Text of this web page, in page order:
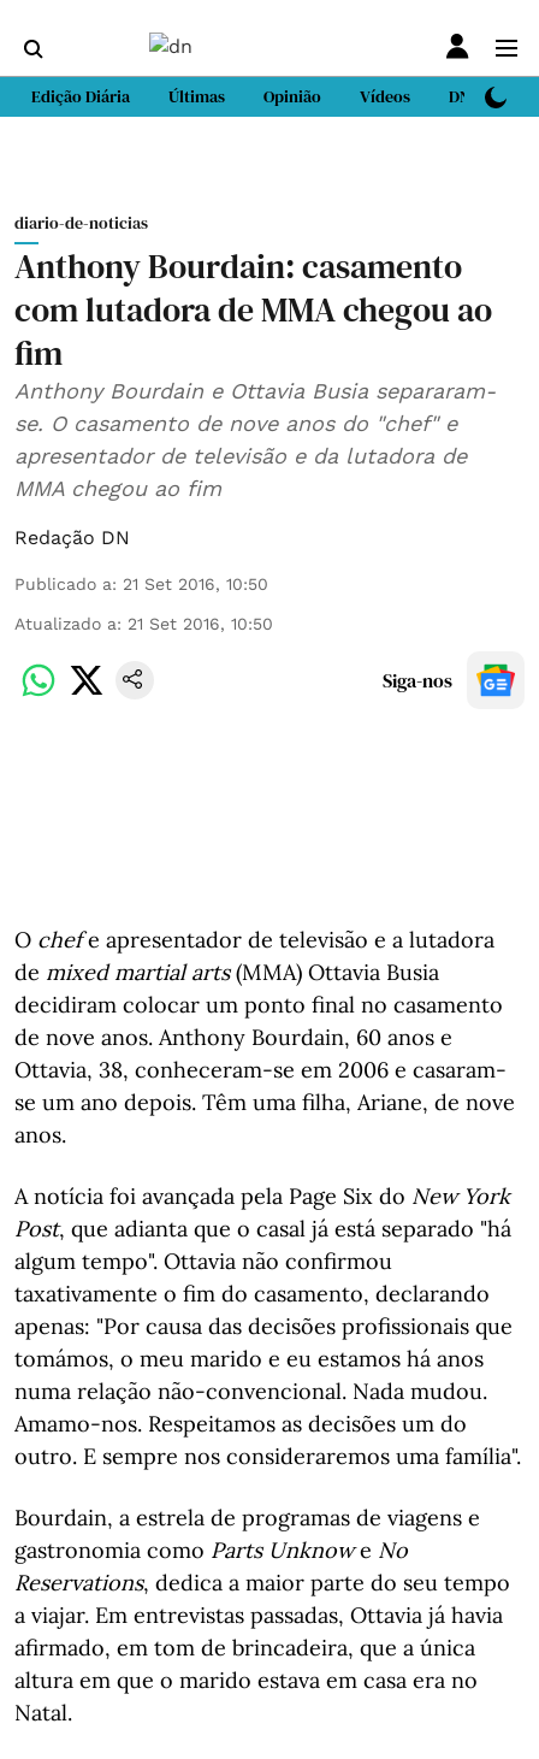
Edição Diária Últimas Opinião Vídeos DN Sport
diario-de-noticias
Anthony Bourdain: casamento
com lutadora de MMA chegou ao
fim
Anthony Bourdain e Ottavia Busia separaram-
se. O casamento de nove anos do "chef" e
apresentador de televisão e da lutadora de
MMA chegou ao fim
Redação DN
Publicado a: 21 Set 2016, 10:50
Atualizado a: 21 Set 2016, 10:50
Siga-nos
O chefe apresentador de televisão e a lutadora
de mixed martial arts(MMA) Ottavia Busia
decidiram colocar um ponto final no casamento
de nove anos. Anthony Bourdain, 60 anos e
Ottavia, 38, conheceram-se em 2006 e casaram-
se um ano depois. Têm uma filha, Ariane, de nove
anos.
A notícia foi avançada pela Page Six do New York
Post, que adianta que o casal já está separado "há
algum tempo". Ottavia não confirmou
taxativamente o fim do casamento, declarando
apenas: "Por causa das decisões profissionais que
tomámos, o meu marido e eu estamos há anos
numa relação não-convencional. Nada mudou.
Amamo-nos. Respeitamos as decisões um do
outro. E sempre nos consideraremos uma família".
Bourdain, a estrela de programas de viagens e
gastronomia como Parts Unknowe No
Reservations, dedica a maior parte do seu tempo
a viajar. Em entrevistas passadas, Ottavia já havia
afirmado, em tom de brincadeira, que a única
altura em que o marido estava em casa era no
Natal.